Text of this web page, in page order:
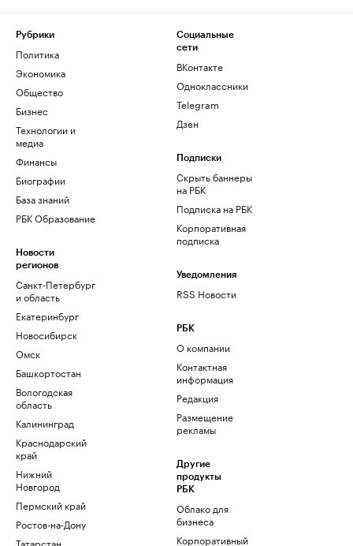
Рубрики
Политика
Экономика
Общество
Бизнес
Технологии и
медиа
Финансы
Биографии
База знаний
РБК Образование
Новости
регионов
Санкт-Петербург
и область
Екатеринбург
Новосибирск
Омск
Башкортостан
Вологодская
область
Калининград
Краснодарский
край
Нижний
Новгород
Пермский край
Ростов-на-Дону
Татарстан
Социальные
сети
ВКонтакте
Одноклассники
Telegram
Дзен
Подписки
Скрыть баннеры
на РБК
Подписка на РБК
Корпоративная
подписка
Уведомления
RSS Новости
РБК
О компании
Контактная
информация
Редакция
Размещение
рекламы
Другие
продукты
РБК
Облако для
бизнеса
Корпоративный